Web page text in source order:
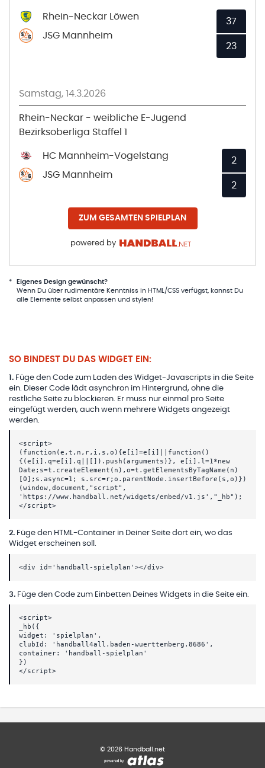
Rhein-Neckar Löwen
JSG Mannheim
37
23
Samstag, 14.3.2026
Rhein-Neckar - weibliche E-Jugend
Bezirksoberliga Staffel 1
HC Mannheim-Vogelstang
JSG Mannheim
2
2
ZUM GESAMTEN SPIELPLAN
powered by
*
Eigenes Design gewünscht?
Wenn Du über rudimentäre Kenntniss in HTML/CSS verfügst, kannst Du
alle Elemente selbst anpassen und stylen!
SO BINDEST DU DAS WIDGET EIN:
1 . Füge den Code zum Laden des Widget-Javascripts in die Seite
ein. Dieser Code lädt asynchron im Hintergrund, ohne die
restliche Seite zu blockieren. Er muss nur einmal pro Seite
eingefügt werden, auch wenn mehrere Widgets angezeigt
werden.
<script>
(function(e,t,n,r,i,s,o){e[i]=e[i]||function()
{(e[i].q=e[i].q||[]).push(arguments)}, e[i].l=1*new
Date;s=t.createElement(n),o=t.getElementsByTagName(n)
[0];s.async=1; s.src=r;o.parentNode.insertBefore(s,o)})
(window,document,"script",
'https://www.handball.net/widgets/embed/v1.js',"_hb");
</script>
2. Füge den HTML-Container in Deiner Seite dort ein, wo das
Widget erscheinen soll.
<div id='handball-spielplan'></div>
3. Füge den Code zum Einbetten Deines Widgets in die Seite ein.
<script>
_hb({
widget: 'spielplan',
clubId: 'handball4all.baden-wuerttemberg.8686',
container: 'handball-spielplan'
})
</script>
© 2026 Handball.net